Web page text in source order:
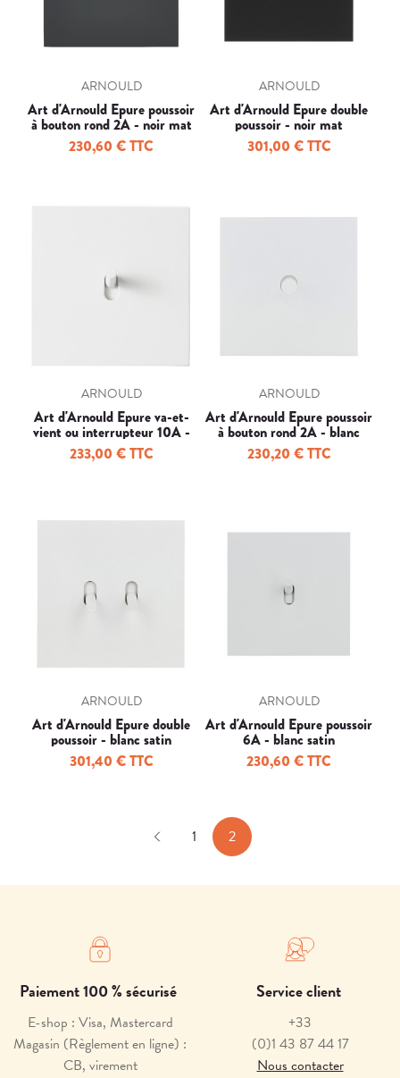
ARNOULD
Art d'Arnould Epure poussoir
à bouton rond 2A - noir mat
230,60 € TTC
ARNOULD
Art d'Arnould Epure double
poussoir - noir mat
301,00 € TTC
ARNOULD
Art d'Arnould Epure va-et-
vient ou interrupteur 10A -
blanc satin
233,00 € TTC
ARNOULD
Art d'Arnould Epure poussoir
à bouton rond 2A - blanc
satin
230,20 € TTC
ARNOULD
Art d'Arnould Epure double
poussoir - blanc satin
301,40 € TTC
ARNOULD
Art d'Arnould Epure poussoir
6A - blanc satin
230,60 € TTC
1 2
Paiement 100 % sécurisé
E-shop : Visa, Mastercard
Magasin (Règlement en ligne) :
CB, virement
Service client
+33
(0)1 43 87 44 17
Nous contacter